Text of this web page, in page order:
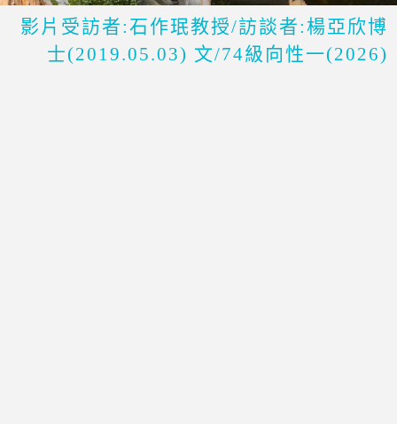
影片受訪者:石作珉教授/訪談者:楊亞欣博
士(2019.05.03) 文/74級向性一(2026)